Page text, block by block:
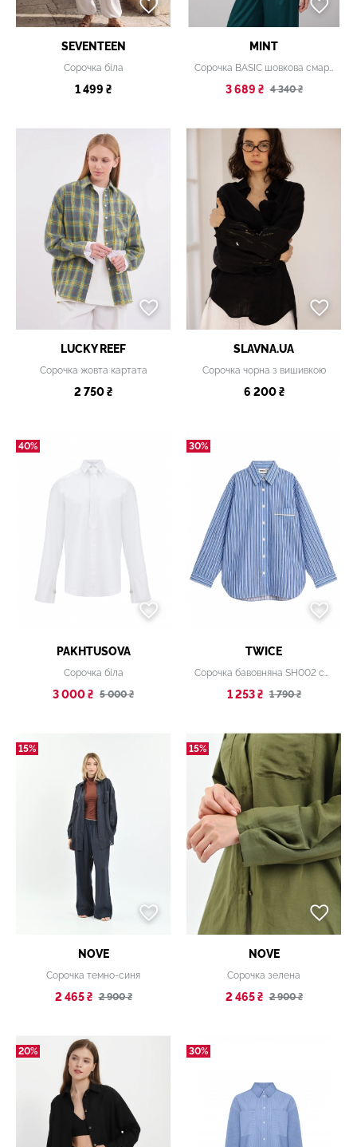
SEVENTEEN
Сорочка біла
1 499 ₴
MINT
Сорочка BASIC шовкова смарагдова
3 689 ₴ 4 340 ₴
LUCKY REEF
Сорочка жовта картата
2 750 ₴
SLAVNA.UA
Сорочка чорна з вишивкою
6 200 ₴
40%
PAKHTUSOVA
Сорочка біла
3 000 ₴ 5 000 ₴
30%
TWICE
Сорочка бавовняна SH002 синя
1 253 ₴ 1 790 ₴
15%
NOVE
Сорочка темно-синя
2 465 ₴ 2 900 ₴
15%
NOVE
Сорочка зелена
2 465 ₴ 2 900 ₴
20% 30%